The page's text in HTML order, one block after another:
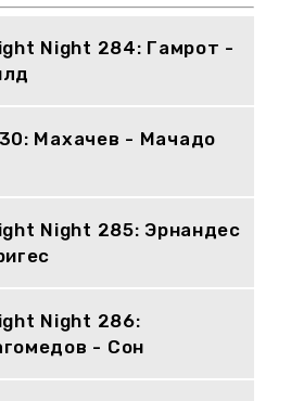
Night 284: Гамрот -
Махачев - Мачадо
Night 285: Эрнандес
Night 286:
- Сон